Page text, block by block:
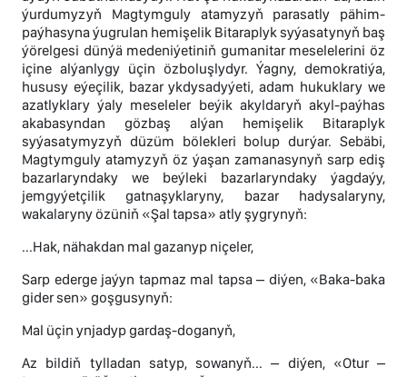
ýurdumyzyň Magtymguly atamyzyň parasatly pähim-
paýhasyna ýugrulan hemişelik Bitaraplyk syýasatynyň baş
ýörelgesi dünýä medeniýetiniň gumanitar meselelerini öz
içine alýanlygy üçin özboluşlydyr. Ýagny, demokratiýa,
hususy eýeçilik, bazar ykdysadyýeti, adam hukuklary we
azatlyklary ýaly meseleler beýik akyldaryň akyl-paýhas
akabasyndan gözbaş alýan hemişelik Bitaraplyk
syýasatymyzyň düzüm bölekleri bolup durýar. Sebäbi,
Magtymguly atamyzyň öz ýaşan zamanasynyň sarp ediş
bazarlaryndaky we beýleki bazarlaryndaky ýagdaýy,
jemgyýetçilik gatnaşyklaryny, bazar hadysalaryny,
wakalaryny özüniň «Şal tapsa» atly şygrynyň:
...Hak, nähakdan mal gazanyp niçeler,
Sarp ederge jaýyn tapmaz mal tapsa – diýen, «Baka-baka
gider sen» goşgusynyň:
Mal üçin ynjadyp gardaş-doganyň,
Az bildiň tylladan satyp, sowanyň... – diýen, «Otur –